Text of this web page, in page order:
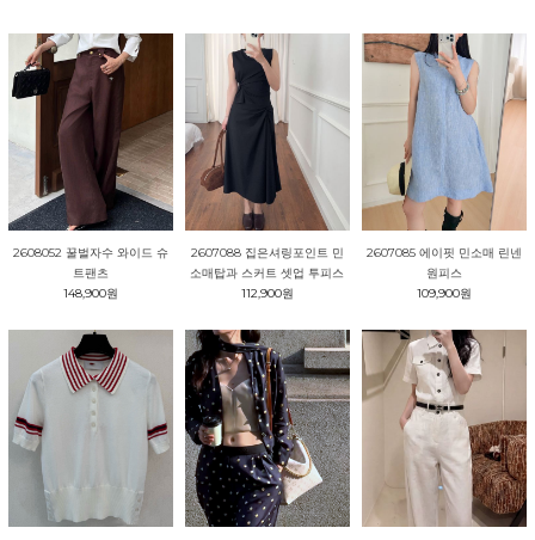
2608052 꿀벌자수 와이드 슈
트팬츠
148,900원
2607088 집은셔링포인트 민
소매탑과 스커트 셋업 투피스
112,900원
2607085 에이핏 민소매 린넨
원피스
109,900원